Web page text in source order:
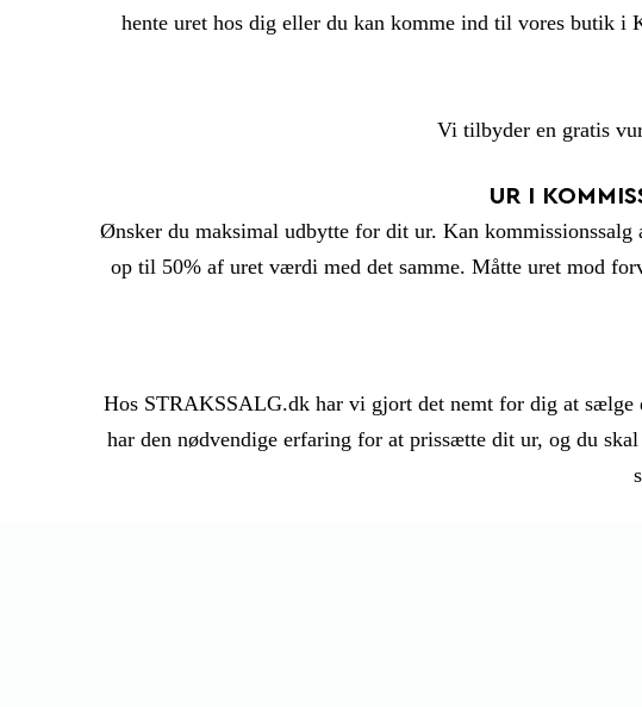
hente uret hos dig eller du kan komme ind til vores butik
Vi tilbyder en gratis
UR I
Ønsker du maksimal udbytte for dit ur. Kan
op til 50% af uret værdi med det samme. Måtte uret mod
Hos STRAKSSALG.dk har vi gjort det nemt for dig at
har den nødvendige erfaring for at prissætte dit ur, og du